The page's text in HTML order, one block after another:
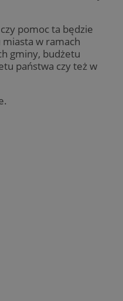
pomoc ta będzie
w ramach
gminy, budżetu
państwa czy też w